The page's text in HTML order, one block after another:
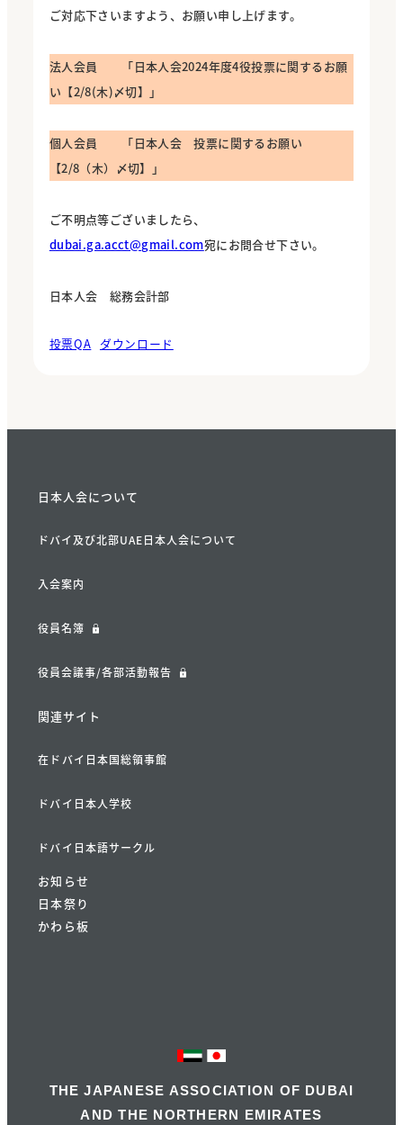
ご対応下さいますよう、お願い申し上げます。
法人会員 「日本人会2024年度4役投票に関するお願
い【2/8(木)〆切】」
個人会員 「日本人会 投票に関するお願い
【2/8（木）〆切】」
ご不明点等ございましたら、
dubai.ga.acct@gmail.com宛にお問合せ下さい。
日本人会 総務会計部
投票QA ダウンロード
日本人会について
ドバイ及び北部UAE日本人会について
入会案内
役員名簿
役員会議事/各部活動報告
関連サイト
在ドバイ日本国総領事館
ドバイ日本人学校
ドバイ日本語サークル
お知らせ
日本祭り
かわら板
THE JAPANESE ASSOCIATION OF DUBAI
AND THE NORTHERN EMIRATES